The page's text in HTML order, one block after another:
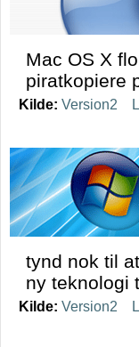
Mac OS X
piratkopiere
Kilde: Version2
tynd nok til
ny teknologi
Kilde: Version2